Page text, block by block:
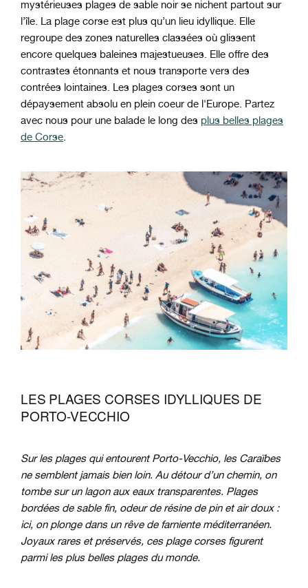
mystérieuses plages de sable noir se nichent partout sur
l’île. La plage corse est plus qu’un lieu idyllique. Elle
regroupe des zones naturelles classées où glissent
encore quelques baleines majestueuses. Elle offre des
contrastes étonnants et nous transporte vers des
contrées lointaines. Les plages corses sont un
dépaysement absolu en plein coeur de l'Europe. Partez
avec nous pour une balade le long des plus belles plages
de Corse.
LES PLAGES CORSES IDYLLIQUES DE
PORTO-VECCHIO
Sur les plages qui entourent Porto-Vecchio, les Caraïbes
ne semblent jamais bien loin. Au détour d’un chemin, on
tombe sur un lagon aux eaux transparentes. Plages
bordées de sable fin, odeur de résine de pin et air doux :
ici, on plonge dans un rêve de farniente méditerranéen.
Joyaux rares et préservés, ces plage corses figurent
parmi les plus belles plages du monde.